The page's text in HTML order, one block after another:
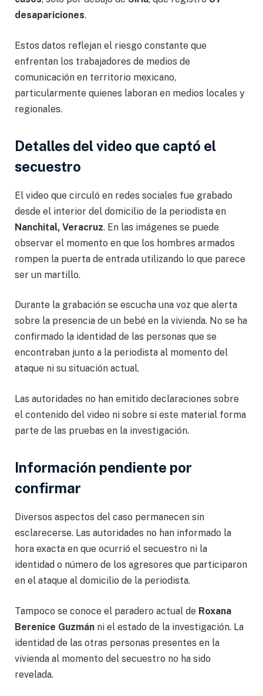
desapariciones.
Estos datos reflejan el riesgo constante que
enfrentan los trabajadores de medios de
comunicación en territorio mexicano,
particularmente quienes laboran en medios locales y
regionales.
Detalles del video que captó el
secuestro
El video que circuló en redes sociales fue grabado
desde el interior del domicilio de la periodista en
Nanchital, Veracruz. En las imágenes se puede
observar el momento en que los hombres armados
rompen la puerta de entrada utilizando lo que parece
ser un martillo.
Durante la grabación se escucha una voz que alerta
sobre la presencia de un bebé en la vivienda. No se ha
confirmado la identidad de las personas que se
encontraban junto a la periodista al momento del
ataque ni su situación actual.
Las autoridades no han emitido declaraciones sobre
el contenido del video ni sobre si este material forma
parte de las pruebas en la investigación.
Información pendiente por
confirmar
Diversos aspectos del caso permanecen sin
esclarecerse. Las autoridades no han informado la
hora exacta en que ocurrió el secuestro ni la
identidad o número de los agresores que participaron
en el ataque al domicilio de la periodista.
Tampoco se conoce el paradero actual de Roxana
Berenice Guzmán ni el estado de la investigación. La
identidad de las otras personas presentes en la
vivienda al momento del secuestro no ha sido
revelada.